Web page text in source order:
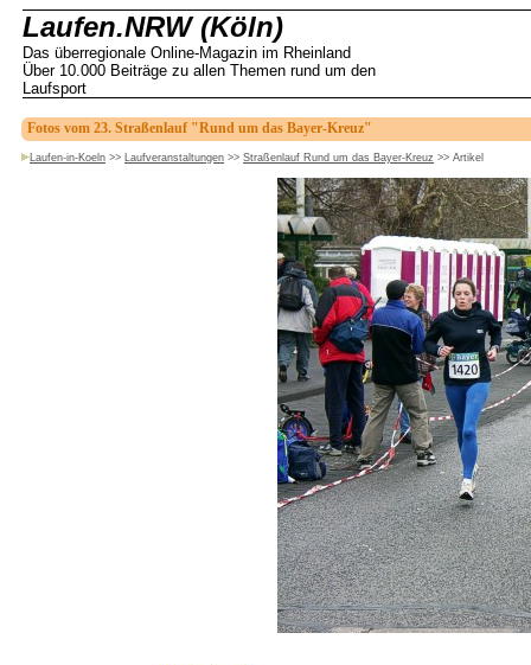
Laufen.NRW (Köln)
Das überregionale Online-Magazin im Rheinland
Über 10.000 Beiträge zu allen Themen rund um den
Laufsport
Fotos vom 23. Straßenlauf "Rund um das Bayer-Kreuz"
Laufen-in-Koeln >> Laufveranstaltungen >> Straßenlauf Rund um das Bayer-Kreuz >> Artikel